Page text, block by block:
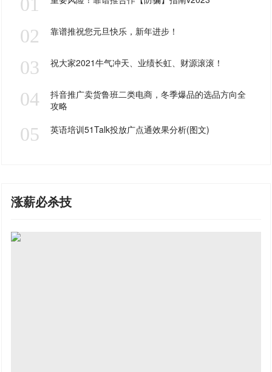
02 靠谱推祝您元旦快乐，新年进步！
03 祝大家2021牛气冲天、业绩长虹、财源滚滚！
04
抖音推广卖货鲁班二类电商，冬季爆品的选品方向全
攻略
05 英语培训51Talk投放广点通效果分析(图文)
涨薪必杀技